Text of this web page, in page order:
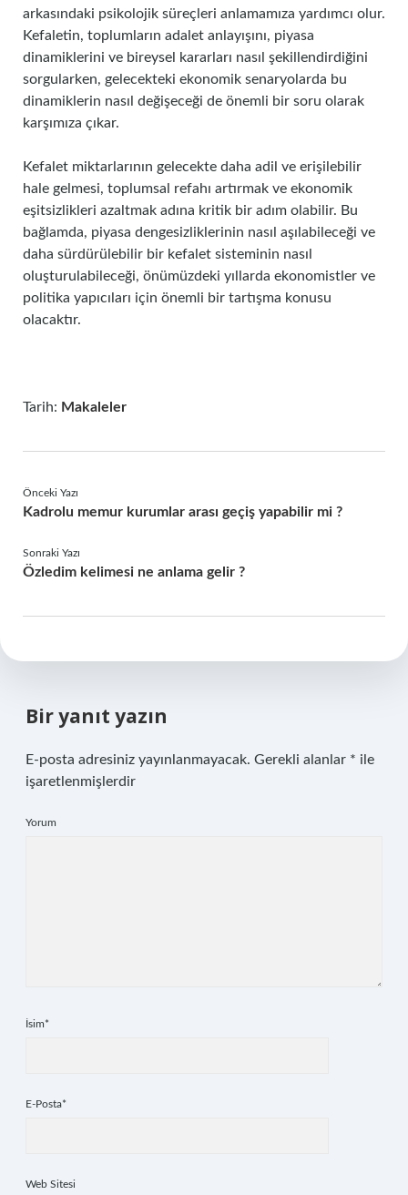
arkasındaki psikolojik süreçleri anlamamıza yardımcı olur.
Kefaletin, toplumların adalet anlayışını, piyasa
dinamiklerini ve bireysel kararları nasıl şekillendirdiğini
sorgularken, gelecekteki ekonomik senaryolarda bu
dinamiklerin nasıl değişeceği de önemli bir soru olarak
karşımıza çıkar.
Kefalet miktarlarının gelecekte daha adil ve erişilebilir
hale gelmesi, toplumsal refahı artırmak ve ekonomik
eşitsizlikleri azaltmak adına kritik bir adım olabilir. Bu
bağlamda, piyasa dengesizliklerinin nasıl aşılabileceği ve
daha sürdürülebilir bir kefalet sisteminin nasıl
oluşturulabileceği, önümüzdeki yıllarda ekonomistler ve
politika yapıcıları için önemli bir tartışma konusu
olacaktır.
Tarih: Makaleler
Önceki Yazı
Kadrolu memur kurumlar arası geçiş yapabilir mi ?
Sonraki Yazı
Özledim kelimesi ne anlama gelir ?
Bir yanıt yazın
E-posta adresiniz yayınlanmayacak. Gerekli alanlar * ile
işaretlenmişlerdir
Yorum
İsim*
E-Posta*
Web Sitesi